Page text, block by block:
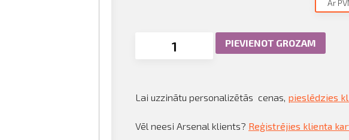
Ar
PIEVIENOT GROZAM
Lai uzzinātu personalizētās cenas, pieslēdzies
Vēl neesi Arsenal klients? Reģistrējies klienta